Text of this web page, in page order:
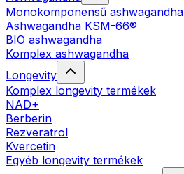
Monokomponensű ashwagandha
Ashwagandha KSM-66®
BIO ashwagandha
Komplex ashwagandha
Longevity
Komplex longevity termékek
NAD+
Berberin
Rezveratrol
Kvercetin
Egyéb longevity termékek